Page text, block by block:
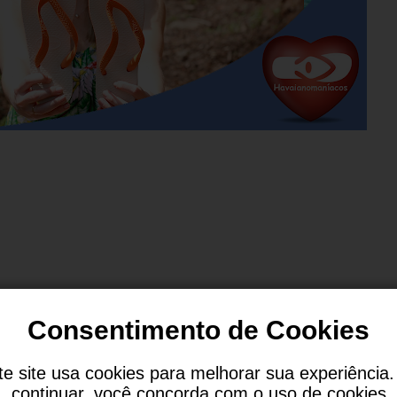
Consentimento de Cookies
site usa cookies para melhorar sua experiência.
continuar, você concorda com o uso de cookies